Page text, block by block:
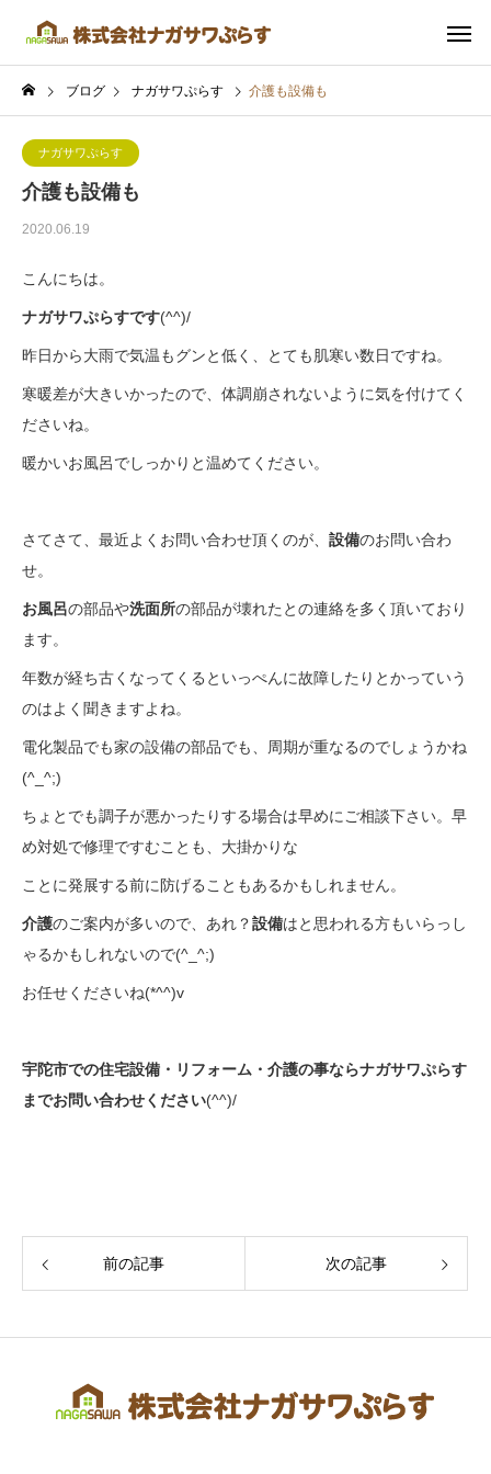
ブログ ナガサワぷらす 介護も設備も
ナガサワぷらす
介護も設備も
2020.06.19
こんにちは。
ナガサワぷらすです(^^)/
昨日から大雨で気温もグンと低く、とても肌寒い数日ですね。
寒暖差が大きいかったので、体調崩されないように気を付けてく
ださいね。
暖かいお風呂でしっかりと温めてください。
さてさて、最近よくお問い合わせ頂くのが、 設備のお問い合わ
せ。
お風呂の部品や洗面所の部品が壊れたとの連絡を多く頂いており
ます。
年数が経ち古くなってくるといっぺんに故障したりとかっていう
のはよく聞きますよね。
電化製品でも家の設備の部品でも、周期が重なるのでしょうかね
(^_^;)
ちょとでも調子が悪かったりする場合は早めにご相談下さい。早
め対処で修理ですむことも、大掛かりな
ことに発展する前に防げることもあるかもしれません。
介護のご案内が多いので、あれ？設備はと思われる方もいらっし
ゃるかもしれないので(^_^;)
お任せくださいね(*^^)v
宇陀市での住宅設備・リフォーム・介護の事ならナガサワぷらす
までお問い合わせください(^^)/
前の記事 次の記事